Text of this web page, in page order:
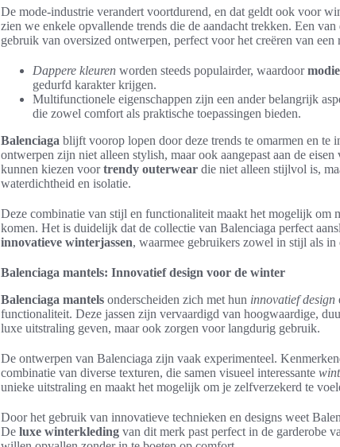
De mode-industrie verandert voortdurend, en dat geldt ook voor
zien we enkele opvallende trends die de aandacht trekken. Een
gebruik van oversized ontwerpen, perfect voor het creëren van een
Dappere kleuren worden steeds populairder, waardoor
gedurfd karakter krijgen.
Multifunctionele eigenschappen zijn een ander belangrijk
die zowel comfort als praktische toepassingen bieden.
Balenciaga blijft voorop lopen door deze trends te omarmen en te
ontwerpen zijn niet alleen stylish, maar ook aangepast aan de
kunnen kiezen voortrendy outerwear die niet alleen stijlvol is,
waterdichtheid en isolatie.
Deze combinatie van stijl en functionaliteit maakt het mogelijk om
komen. Het is duidelijk dat de collectie van Balenciaga perfect
innovatieve winterjassen, waarmee gebruikers zowel in stijl als
Balenciaga mantels: Innovatief design voor de winter
Balenciaga mantels onderscheiden zich met hun innovatief design
functionaliteit. Deze jassen zijn vervaardigd van hoogwaardige,
luxe uitstraling geven, maar ook zorgen voor langdurig gebruik.
De ontwerpen van Balenciaga zijn vaak experimenteel.
combinatie van diverse texturen, die samen visueel interessante
unieke uitstraling en maakt het mogelijk om je zelfverzekerd te
Door het gebruik van innovatieve technieken en designs weet
De luxe winterkleding van dit merk past perfect in de garderobe